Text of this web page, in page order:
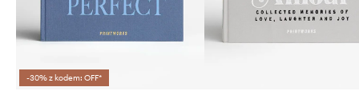
-30% z kodem: OFF*